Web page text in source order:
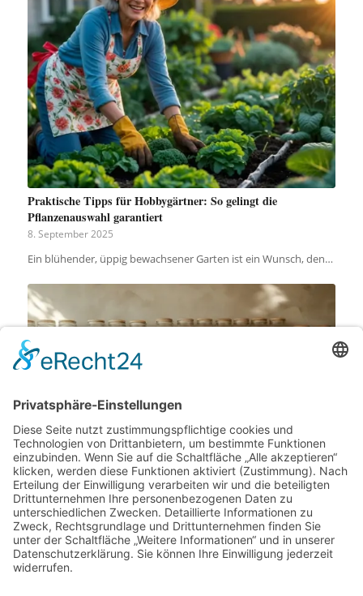
Praktische Tipps für Hobbygärtner: So gelingt die
Pflanzenauswahl garantiert
8. September 2025
Ein blühender, üppig bewachsener Garten ist ein Wunsch, den…
Küchenwissen kompakt: Wertvolle Empfehlungen zur
Vorratshaltung von Speisen